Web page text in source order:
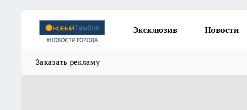
Эксклюзив Новости
Заказать рекламу